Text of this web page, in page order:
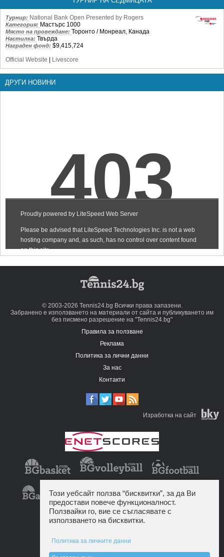
Турнир: National Bank Open Presented by Rogers
Категория: Мастърс 1000
Място на провеждане: Торонто / Монреал, Канада
Настилка: Твърда
Награден фонд: $9,415,724
Official Website
Livescore
ДРУГИ НОВИНИ
© 2003-2026 Tennis24.bg Всички права запазени.
Забранено е използването на материали от сайта и публикуването им
без писмено разрешение на "Tennis24.bg"
Правила за ползване
Реклама
Политика за лични данни
За нас
Контакти
Изработка на сайт
Този уебсайт ползва “бисквитки”, за да Ви
предостави повече функционалност.
Ползвайки го, вие се съгласявате с
използването на бисквитки.
Политика за личните данни